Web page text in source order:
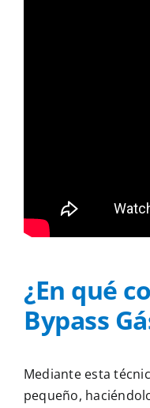
¿En qué
Bypass
Mediante esta
pequeño,